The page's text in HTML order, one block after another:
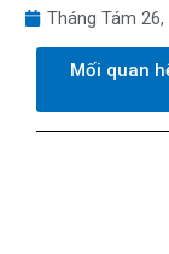
Tháng Tám 26,
Mối quan